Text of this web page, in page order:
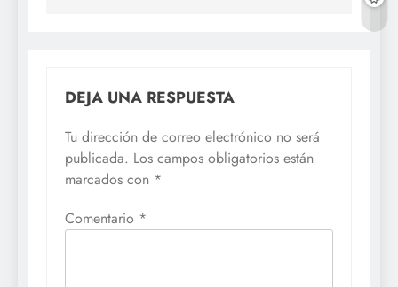
DEJA UNA RESPUESTA
Tu dirección de correo electrónico no será
publicada. Los campos obligatorios están
marcados con *
Comentario *